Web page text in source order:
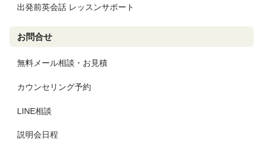
出発前英会話 レッスンサポート
お問合せ
無料メール相談・お見積
カウンセリング予約
LINE相談
説明会日程